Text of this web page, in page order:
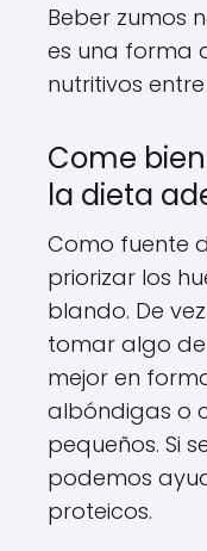
Beber zumos
es una forma
nutritivos
Come
la dieta
Como fuente
priorizar los
blando. De
tomar algo
mejor en
albóndigas o
pequeños. Si
podemos
proteicos.